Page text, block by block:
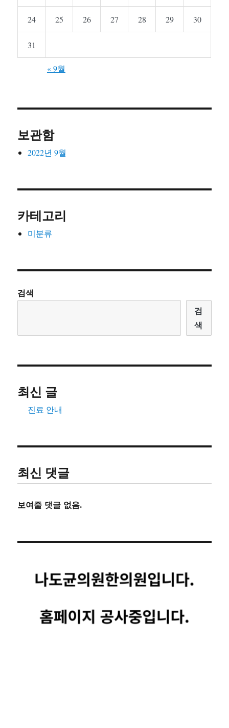
24 25 26 27 28 29 30
31
« 9월
보관함
2022년 9월
카테고리
미분류
검색
검
색
최신 글
진료 안내
최신 댓글
보여줄 댓글 없음.